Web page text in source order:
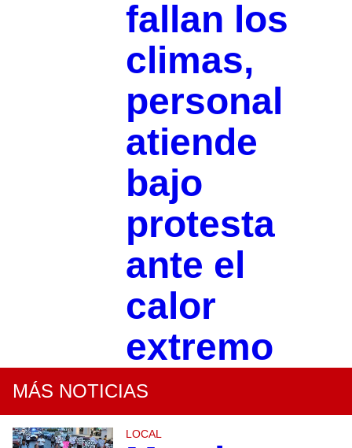
fallan los
climas,
personal
atiende
bajo
protesta
ante el
calor
extremo
MÁS NOTICIAS
LOCAL